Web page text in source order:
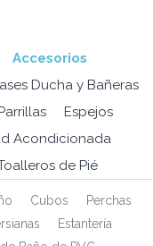
Accesorios
Ducha y Bañeras
Espejos
Acondicionada
de Pié
Cubos
Perchas
Estantería